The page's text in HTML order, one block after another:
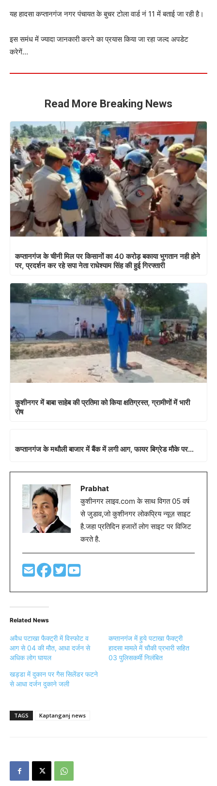
यह हादसा कप्तानगंज नगर पंचायत के बुचर टोला वार्ड नं 11 में बताई जा रही है।
इस समंध में ज्यादा जानकारी करने का प्रयास किया जा रहा जल्द अपडेट
करेगें…
Read More Breaking News
कप्तानगंज के चीनी मिल पर किसानों का 40 करोड़ बकाया भुगतान नही होने
पर, प्रदर्शन कर रहे सपा नेता राधेश्याम सिंह की हुई गिरफ्तारी
कुशीनगर में बाबा साहेब की प्रतिमा को किया क्षतिग्रस्त, ग्रामीणों में भारी
रोष
कप्तानगंज के मथौली बाजार में बैंक में लगी आग, फायर बिग्रेड मौके पर…
Prabhat
कुशीनगर लाइव.com के साथ विगत 05 वर्ष
से जुडाव,जो कुशीनगर लोकप्रिय न्यूज़ साइट
है.जहा प्रतिदिन हजारों लोग साइट पर विजिट
करते है.
Related News
अवैध पटाखा फैक्ट्री में विस्फोट व
आग से 04 की मौत, आधा दर्जन से
अधिक लोग घायल
कप्तानगंज में हुये पटाखा फैक्ट्री
हादसा मामले में चौकी प्रभारी सहित
03 पुलिसकर्मी निलंबित
खड्डा में दुकान पर गैस सिलेंडर फटने
से आधा दर्जन दुकाने जली
TAGS Kaptanganj news